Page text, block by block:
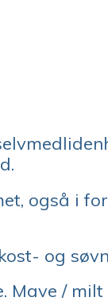
også i
og
Mave /